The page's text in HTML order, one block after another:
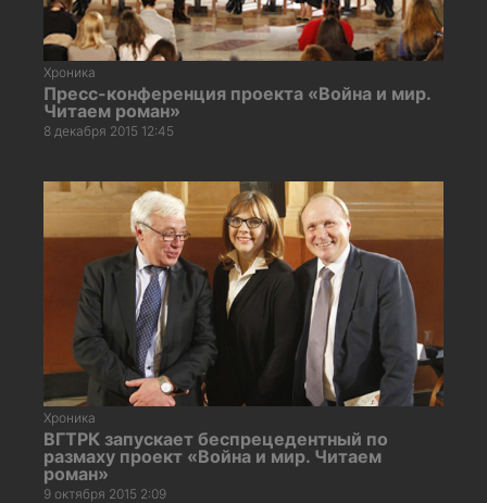
Хроника
Пресс-конференция проекта «Война и мир.
Читаем роман»
8 декабря 2015 12:45
Хроника
ВГТРК запускает беспрецедентный по
размаху проект «Война и мир. Читаем
роман»
9 октября 2015 2:09